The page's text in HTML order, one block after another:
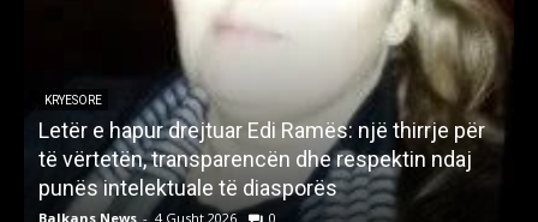
KRYESORE
Letër e hapur drejtuar Edi Ramës: një thirrje për
të vërtetën, transparencën dhe respektin ndaj
punës intelektuale të diasporës
Balkans News - 4 Gusht 2026 0